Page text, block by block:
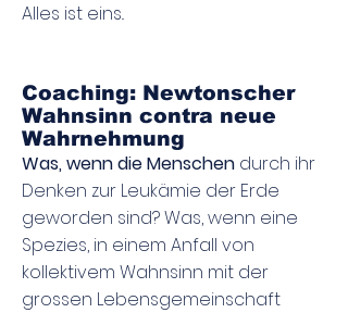
Alles ist eins..
Coaching: Newtonscher
Wahnsinn contra neue
Wahrnehmung
Was, wenn die Menschen durch ihr
Denken zur Leukämie der Erde
geworden sind? Was, wenn eine
Spezies, in einem Anfall von
kollektivem Wahnsinn mit der
grossen Lebensgemeinschaft